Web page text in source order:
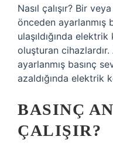
Nasıl çalışır? Bir
önceden ayarlanmış
ulaşıldığında
oluşturan
ayarlanmış basınç
azaldığında elektrik
BASINÇ
ÇALIŞIR?